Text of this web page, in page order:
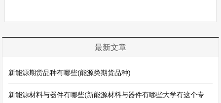
最新文章
新能源期货品种有哪些(能源类期货品种)
新能源材料与器件有哪些(新能源材料与器件有哪些大学有这个专